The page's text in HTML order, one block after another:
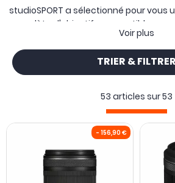
studioSPORT a sélectionné pour vous
complète d'objectifs compatibles
Sony,Fujifilm
Olympuset plus encore !
Profitez d'objectifs pourplein format,
Toutes les utilisations sont possibles
optiques polyvalentes telles que des
zoom, téléobjectif et des focales fixes.
Voir plus
TRIER & FILTRER
53 articles sur53